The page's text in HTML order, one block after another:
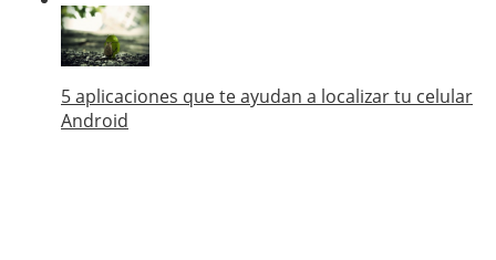
5 aplicaciones que te ayudan a localizar tu celular
Android